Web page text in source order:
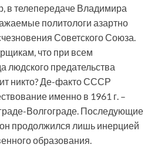
в телепередаче Владимира
политологи азартно
Советского Союза.
что при всем
людского предательства
никто? Де-факто СССР
именно в 1961 г. –
Волгограде. Последующие
он продолжился лишь инерцией
образования.